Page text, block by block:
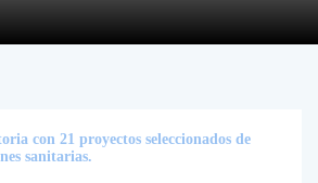
con 21 proyectos seleccionados de
sanitarias.